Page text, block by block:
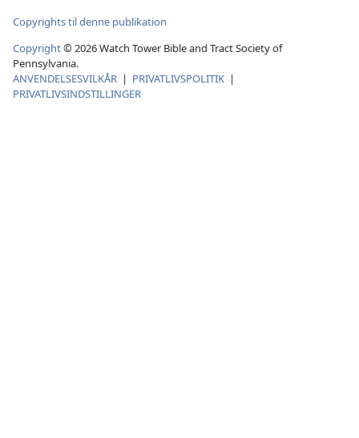
Copyrights til denne publikation
Copyright© 2026Watch Tower Bible and Tract Society of
Pennsylvania.
ANVENDELSESVILKÅR | PRIVATLIVSPOLITIK |
PRIVATLIVSINDSTILLINGER